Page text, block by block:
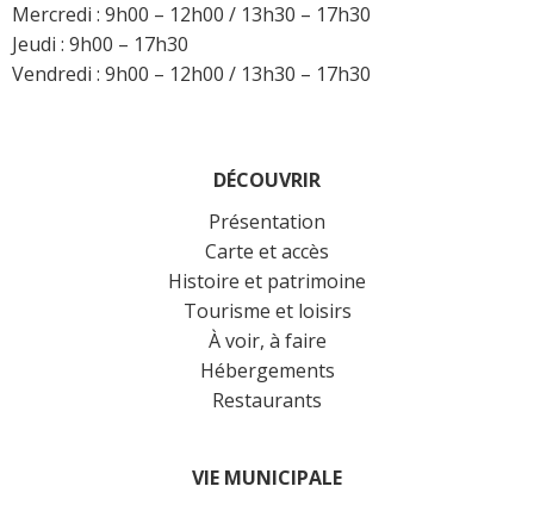
Mercredi : 9h00 – 12h00 / 13h30 – 17h30
Jeudi : 9h00 – 17h30
Vendredi : 9h00 – 12h00 / 13h30 – 17h30
DÉCOUVRIR
Présentation
Carte et accès
Histoire et patrimoine
Tourisme et loisirs
À voir, à faire
Hébergements
Restaurants
VIE MUNICIPALE